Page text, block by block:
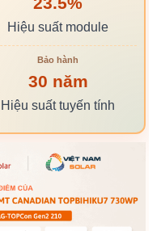
Hiệu suất module
Bảo hành
30 năm
Hiệu suất tuyến tính